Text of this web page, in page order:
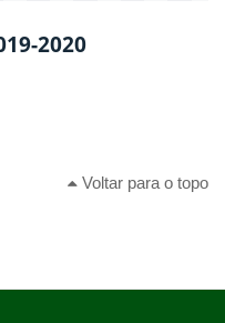
2020
Voltar para o topo